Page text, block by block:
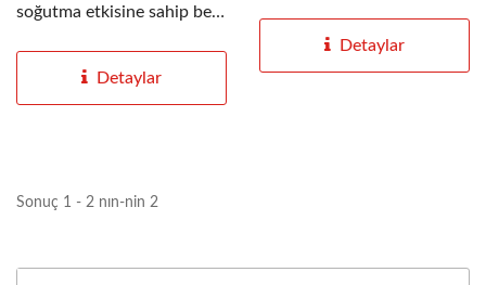
soğutma etkisine sahip beş
Detaylar
Detaylar
Sonuç 1 - 2 nın-nin 2